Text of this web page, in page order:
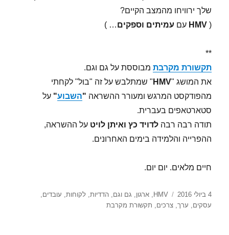
שלך ירוויחו מהמצב הקיים?
(
HMV עם עמיתים וספקים… )
**
תקשורת מקרבת מבוססת על גם וגם.
את המושג "HMV " שמתלבש על זה "בול" לקחתי
מהפודקסט המרגש ומעורר ההשראה "השבוע" על
סטארטאפים בעברית.
תודה רבה רבהלדויד כץ ואיתן לויט על ההשראה,
ההפרייה והלמידה בימים האחרונים.
חיים מלאים. יום יום.
פורסם
בתאריך
4 ביולי 2016 תגיות
HMV
,ארגון, גם וגם,הדדיות,לקוחות, עובדים,
עסקים, ערך,צרכים, תקשורת מקרבת